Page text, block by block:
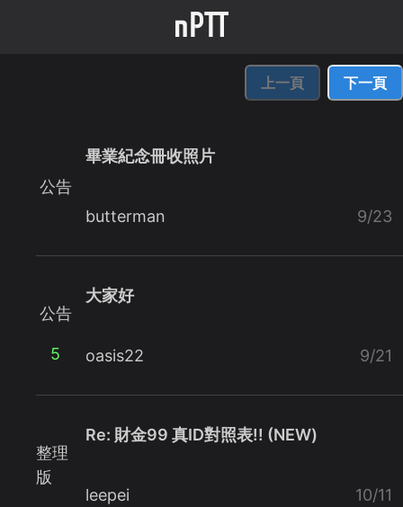
上一頁 下一頁
公告
畢業紀念冊收照片
butterman 9/23
公告
5
大家好
oasis22 9/21
整理
版
Re: 財金99 真ID對照表!! (NEW)
leepei 10/11